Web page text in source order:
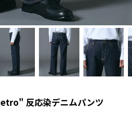
反応染デニムパンツ